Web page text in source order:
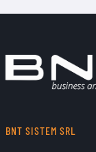
BNT SISTEM SRL